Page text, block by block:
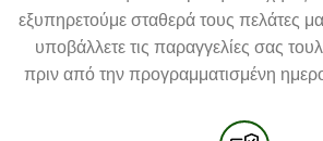
εξυπηρετούμε σταθερά τους πελάτες
υποβάλλετε τις παραγγελίες σας
πριν από την προγραμματισμένη